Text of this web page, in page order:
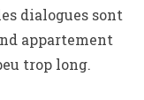
dialogues sont
appartement
trop long.